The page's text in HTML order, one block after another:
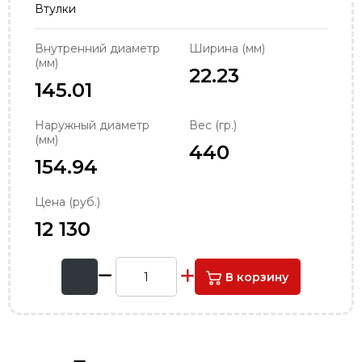
order@podshipnik-nn.ru
Втулки
Внутренний диаметр
(мм)
145.01
Ширина (мм)
22.23
Наружный диаметр
(мм)
154.94
Вес (гр.)
440
Цена (руб.)
12 130
В корзину